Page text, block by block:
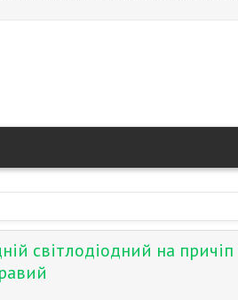
світлодіодний на